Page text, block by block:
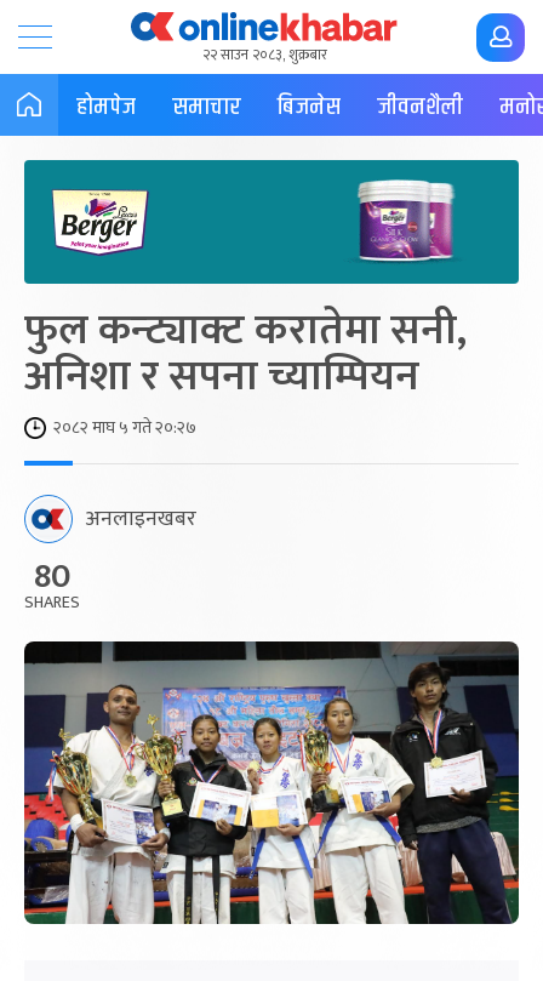
२२ साउन २०८३, शुक्रबार
होमपेज समाचार बिजनेस जीवनशैली
फुल कन्ट्याक्ट करातेमा सनी,
अनिशा र सपना च्याम्पियन
२०८२ माघ ५ गते २०:२७
अनलाइनखबर
80
SHARES